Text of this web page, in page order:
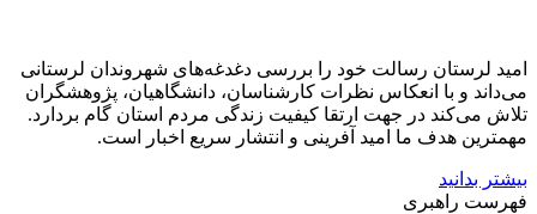
امید لرستان رسالت خود را بررسی دغدغه‌های شهروندان لرستانی
می‌داند و با انعکاس نظرات کارشناسان، دانشگاهیان، پژوهشگران
تلاش می‌کند در جهت ارتقا کیفیت زندگی مردم استان گام بردارد.
مهمترین هدف ما امید آفرینی و انتشار سریع اخبار است.
بیشتر بدانید
فهرست راهبری